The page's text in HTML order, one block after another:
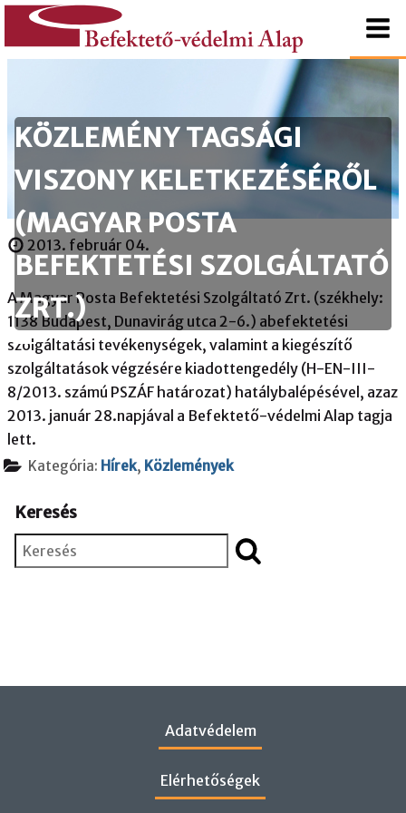
tartalomhoz
Alap
KÖZLEMÉNY TAGSÁGI
VISZONY KELETKEZÉSÉRŐL
(MAGYAR POSTA
BEFEKTETÉSI SZOLGÁLTATÓ
ZRT.)
2013. február 04.
A Magyar Posta Befektetési Szolgáltató Zrt. (székhely:
1138 Budapest, Dunavirág utca 2-6.) abefektetési
szolgáltatási tevékenységek, valamint a kiegészítő
szolgáltatások végzésére kiadottengedély (H-EN-III-
8/2013. számú PSZÁF határozat) hatálybalépésével, azaz
2013. január 28.napjával a Befektető-védelmi Alap tagja
lett.
Kategória: Hírek, Közlemények
Keresés
Keresés
Adatvédelem
Elérhetőségek